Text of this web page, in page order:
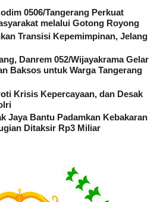
0506/Tangerang Perkuat
melalui Gotong Royong
Transisi Kepemimpinan, Jelang
Danrem 052/Wijayakrama Gelar
Baksos untuk Warga Tangerang
Krisis Kepercayaan, dan Desak
Jaya Bantu Padamkan Kebakaran
Ditaksir Rp3 Miliar